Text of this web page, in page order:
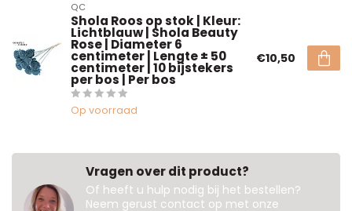
QC
Shola Roos op stok | Kleur:
Lichtblauw | Shola Beauty
Rose | Diameter 6
centimeter | Lengte ± 50
centimeter | 10 bijstekers
per bos | Per bos
Op voorraad
€10,50
Vragen over dit product?
Of heeft u hulp nodig bij het bestellen?
Neem gerust contact op met onze